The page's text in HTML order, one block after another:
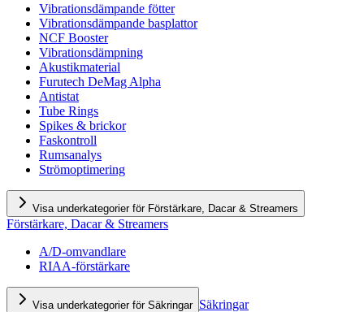
Vibrationsdämpande fötter
Vibrationsdämpande basplattor
NCF Booster
Vibrationsdämpning
Akustikmaterial
Furutech DeMag Alpha
Antistat
Tube Rings
Spikes & brickor
Faskontroll
Rumsanalys
Strömoptimering
Visa underkategorier för Förstärkare, Dacar & Streamers
Förstärkare, Dacar & Streamers
A/D-omvandlare
RIAA-förstärkare
Visa underkategorier för Säkringar Säkringar